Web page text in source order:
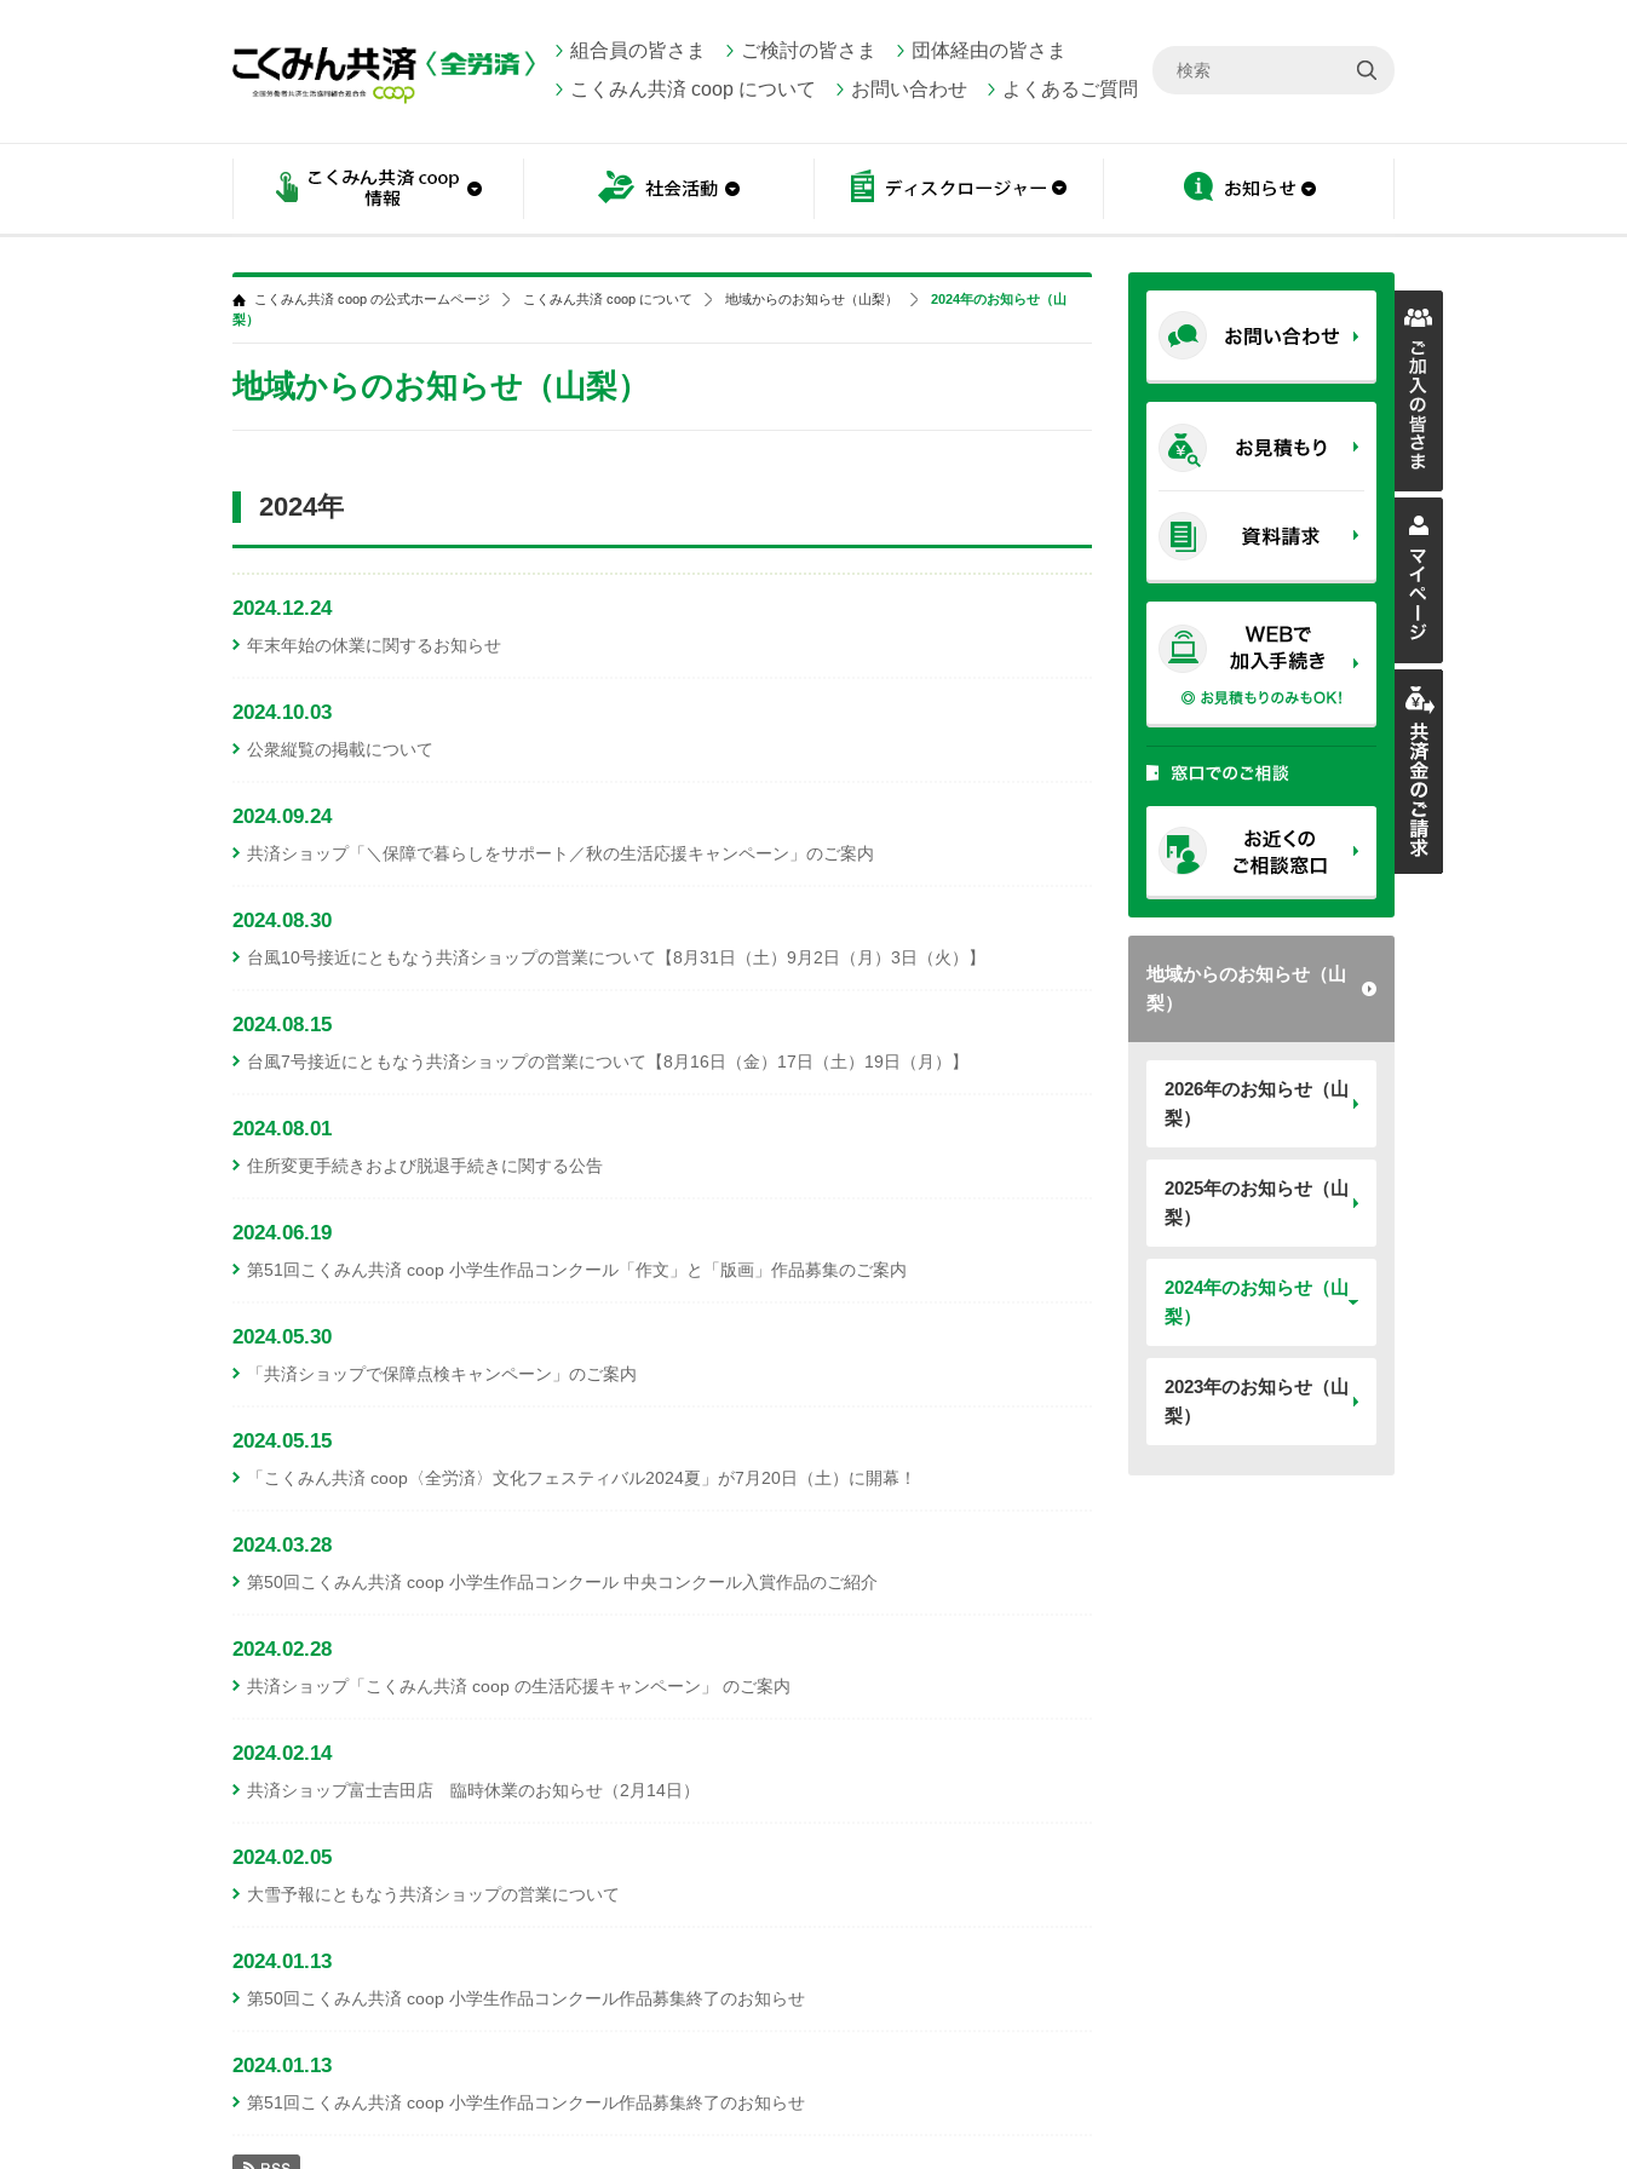
組合員の皆さま ご検討の皆さま
団体経由の皆さま
こくみん共済 coop について
お問い合わせ よくあるご質問
地域からのお知らせ（山
梨）
2026年のお知らせ（山
梨）
2025年のお知らせ（山
梨）
2024年のお知らせ（山
梨）
2023年のお知らせ（山
梨）
こくみん共済 coop の公式ホームページ こくみん共済 coop について 地域からのお知らせ（山梨）
2024年のお知らせ（山
梨）
地域からのお知らせ（山梨）
2024年
2024.12.24
年末年始の休業に関するお知らせ
2024.10.03
公衆縦覧の掲載について
2024.09.24
共済ショップ「＼保障で暮らしをサポート／秋の生活応援キャンペーン」のご案内
2024.08.30
台風10号接近にともなう共済ショップの営業について【8月31日（土）9月2日（月）3日（火）】
2024.08.15
台風7号接近にともなう共済ショップの営業について【8月16日（金）17日（土）19日（月）】
2024.08.01
住所変更手続きおよび脱退手続きに関する公告
2024.06.19
第51回こくみん共済 coop 小学生作品コンクール「作文」と「版画」作品募集のご案内
2024.05.30
「共済ショップで保障点検キャンペーン」のご案内
2024.05.15
「こくみん共済 coop〈全労済〉文化フェスティバル2024夏」が7月20日（土）に開幕！
2024.03.28
第50回こくみん共済 coop 小学生作品コンクール 中央コンクール入賞作品のご紹介
2024.02.28
共済ショップ「こくみん共済 coop の生活応援キャンペーン」 のご案内
2024.02.14
共済ショップ富士吉田店 臨時休業のお知らせ（2月14日）
2024.02.05
大雪予報にともなう共済ショップの営業について
2024.01.13
第50回こくみん共済 coop 小学生作品コンクール作品募集終了のお知らせ
2024.01.13
第51回こくみん共済 coop 小学生作品コンクール作品募集終了のお知らせ